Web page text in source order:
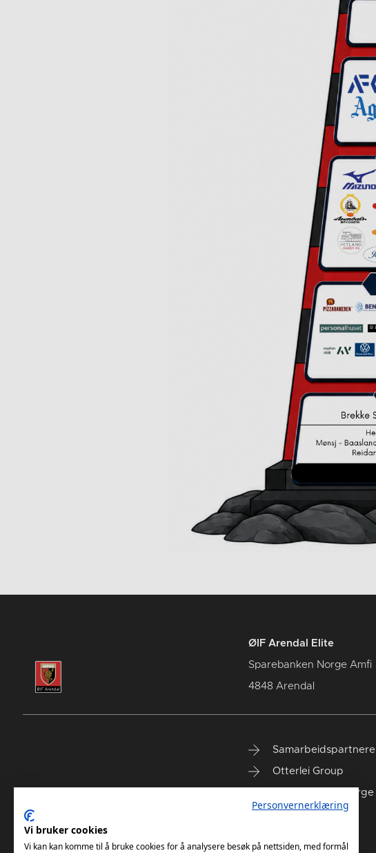
ØIF Arendal Elite
Sparebanken Norge Amfi
4848 Arendal
Samarbeidspartnere
Otterlei Group
Sparebanken Norge
Personvernerklæring
Vi bruker cookies
Vi kan kan komme til å bruke cookies for å analysere besøk på nettsiden, med formål